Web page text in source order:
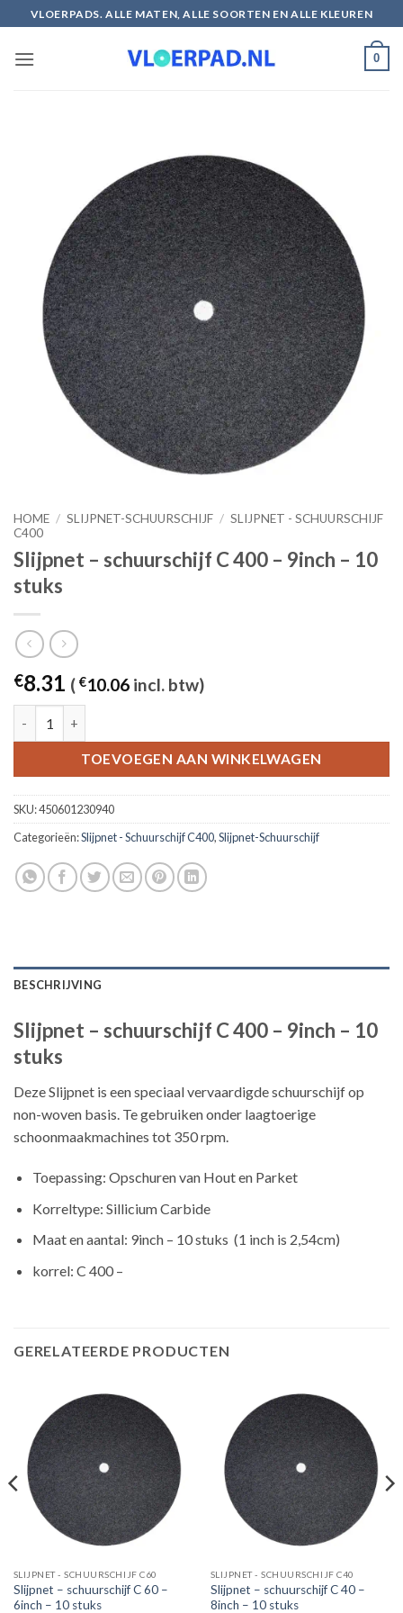
naar
inhoud
VLOERPADS. ALLE MATEN, ALLE SOORTEN EN ALLE KLEUREN
0
HOME / SLIJPNET-SCHUURSCHIJF / SLIJPNET - SCHUURSCHIJF
C400
Slijpnet – schuurschijf C 400 – 9inch – 10
stuks
€8.31 ( €10.06 incl. btw)
TOEVOEGEN AAN WINKELWAGEN
SKU:450601230940
Categorieën:Slijpnet - Schuurschijf C400,Slijpnet-Schuurschijf
BESCHRIJVING
Slijpnet – schuurschijf C 400 – 9inch – 10
stuks
Deze Slijpnet is een speciaal vervaardigde schuurschijf op
non-woven basis. Te gebruiken onder laagtoerige
schoonmaakmachines tot 350 rpm.
Toepassing: Opschuren van Hout en Parket
Korreltype: Sillicium Carbide
Maat en aantal: 9inch – 10 stuks (1 inch is 2,54cm)
korrel: C 400 –
GERELATEERDE PRODUCTEN
SLIJPNET - SCHUURSCHIJF C60
Slijpnet – schuurschijf C 60 –
6inch – 10 stuks
SLIJPNET - SCHUURSCHIJF C40
Slijpnet – schuurschijf C 40 –
8inch – 10 stuks